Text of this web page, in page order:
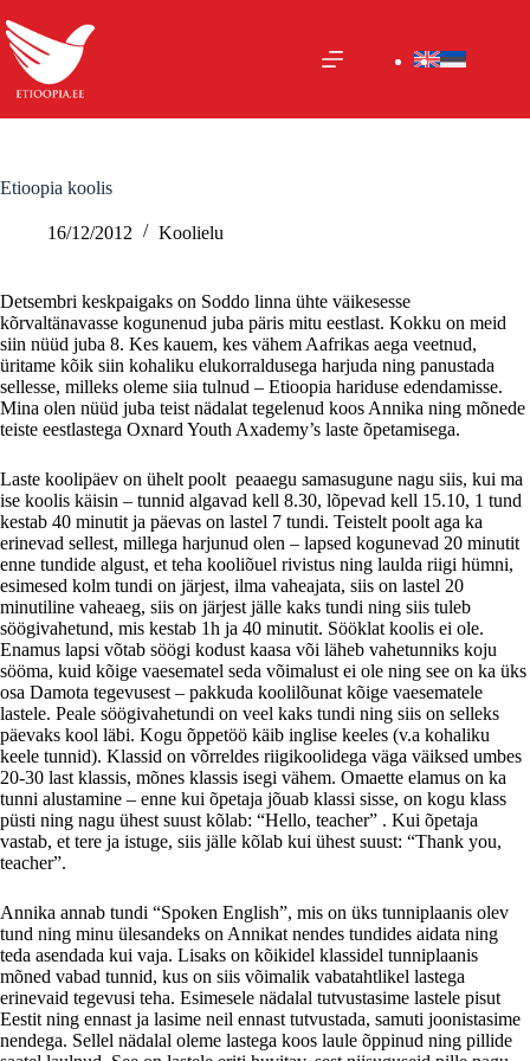
to
content
Etioopia koolis
16/12/2012 Koolielu
Detsembri keskpaigaks on Soddo linna ühte väikesesse
kõrvaltänavasse kogunenud juba päris mitu eestlast. Kokku on meid
siin nüüd juba 8. Kes kauem, kes vähem Aafrikas aega veetnud,
üritame kõik siin kohaliku elukorraldusega harjuda ning panustada
sellesse, milleks oleme siia tulnud – Etioopia hariduse edendamisse.
Mina olen nüüd juba teist nädalat tegelenud koos Annika ning mõnede
teiste eestlastega Oxnard Youth Axademy’s laste õpetamisega.
Laste koolipäev on ühelt poolt peaaegu samasugune nagu siis, kui ma
ise koolis käisin – tunnid algavad kell 8.30, lõpevad kell 15.10, 1 tund
kestab 40 minutit ja päevas on lastel 7 tundi. Teistelt poolt aga ka
erinevad sellest, millega harjunud olen – lapsed kogunevad 20 minutit
enne tundide algust, et teha kooliõuel rivistus ning laulda riigi hümni,
esimesed kolm tundi on järjest, ilma vaheajata, siis on lastel 20
minutiline vaheaeg, siis on järjest jälle kaks tundi ning siis tuleb
söögivahetund, mis kestab 1h ja 40 minutit. Sööklat koolis ei ole.
Enamus lapsi võtab söögi kodust kaasa või läheb vahetunniks koju
sööma, kuid kõige vaesematel seda võimalust ei ole ning see on ka üks
osa Damota tegevusest – pakkuda koolilõunat kõige vaesematele
lastele. Peale söögivahetundi on veel kaks tundi ning siis on selleks
päevaks kool läbi. Kogu õppetöö käib inglise keeles (v.a kohaliku
keele tunnid). Klassid on võrreldes riigikoolidega väga väiksed umbes
20-30 last klassis, mõnes klassis isegi vähem. Omaette elamus on ka
tunni alustamine – enne kui õpetaja jõuab klassi sisse, on kogu klass
püsti ning nagu ühest suust kõlab: “Hello, teacher” . Kui õpetaja
vastab, et tere ja istuge, siis jälle kõlab kui ühest suust: “Thank you,
teacher”.
Annika annab tundi “Spoken English”, mis on üks tunniplaanis olev
tund ning minu ülesandeks on Annikat nendes tundides aidata ning
teda asendada kui vaja. Lisaks on kõikidel klassidel tunniplaanis
mõned vabad tunnid, kus on siis võimalik vabatahtlikel lastega
erinevaid tegevusi teha. Esimesele nädalal tutvustasime lastele pisut
Eestit ning ennast ja lasime neil ennast tutvustada, samuti joonistasime
nendega. Sellel nädalal oleme lastega koos laule õppinud ning pillide